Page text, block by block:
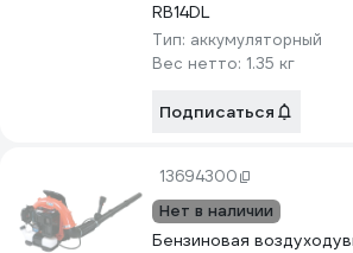
RB14DL
Тип: аккумуляторный
Вес нетто: 1.35 кг
Подписаться
13694300
Нет в наличии
Бензиновая